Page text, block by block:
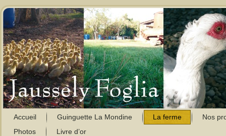
Accueil Guinguette La Mondine La ferme
Nos
Photos
Livre d’or